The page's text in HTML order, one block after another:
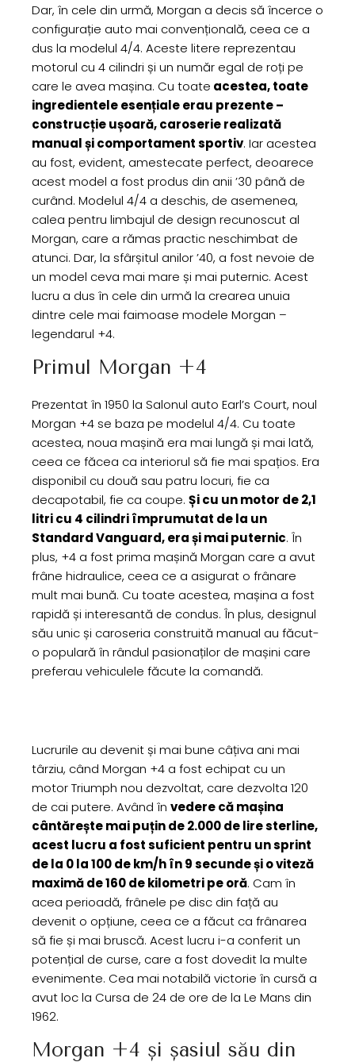
Dar, în cele din urmă, Morgan a decis să încerce o
configurație auto mai convențională, ceea ce a
dus la modelul 4/4. Aceste litere reprezentau
motorul cu 4 cilindri și un număr egal de roți pe
care le avea mașina. Cu toate acestea, toate
ingredientele esențiale erau prezente –
construcție ușoară, caroserie realizată
manual și comportament sportiv. Iar acestea
au fost, evident, amestecate perfect, deoarece
acest model a fost produs din anii ’30 până de
curând. Modelul 4/4 a deschis, de asemenea,
calea pentru limbajul de design recunoscut al
Morgan, care a rămas practic neschimbat de
atunci. Dar, la sfârșitul anilor ’40, a fost nevoie de
un model ceva mai mare și mai puternic. Acest
lucru a dus în cele din urmă la crearea unuia
dintre cele mai faimoase modele Morgan –
legendarul +4.
Primul Morgan +4
Prezentat în 1950 la Salonul auto Earl’s Court, noul
Morgan +4 se baza pe modelul 4/4. Cu toate
acestea, noua mașină era mai lungă și mai lată,
ceea ce făcea ca interiorul să fie mai spațios. Era
disponibil cu două sau patru locuri, fie ca
decapotabil, fie ca coupe. Și cu un motor de 2,1
litri cu 4 cilindri împrumutat de la un
Standard Vanguard, era și mai puternic. În
plus, +4 a fost prima mașină Morgan care a avut
frâne hidraulice, ceea ce a asigurat o frânare
mult mai bună. Cu toate acestea, mașina a fost
rapidă și interesantă de condus. În plus, designul
său unic și caroseria construită manual au făcut-
o populară în rândul pasionaților de mașini care
preferau vehiculele făcute la comandă.
Lucrurile au devenit și mai bune câțiva ani mai
târziu, când Morgan +4 a fost echipat cu un
motor Triumph nou dezvoltat, care dezvolta 120
de cai putere. Având în vedere că mașina
cântărește mai puțin de 2.000 de lire sterline,
acest lucru a fost suficient pentru un sprint
de la 0 la 100 de km/h în 9 secunde și o viteză
maximă de 160 de kilometri pe oră. Cam în
acea perioadă, frânele pe disc din față au
devenit o opțiune, ceea ce a făcut ca frânarea
să fie și mai bruscă. Acest lucru i-a conferit un
potențial de curse, care a fost dovedit la multe
evenimente. Cea mai notabilă victorie în cursă a
avut loc la Cursa de 24 de ore de la Le Mans din
1962.
Morgan +4 și șasiul său din